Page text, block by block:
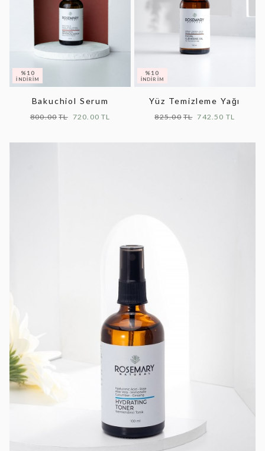
Bakuchiol Serum
800.00 720.00
Yüz Temizleme Yağı
825.00 742.50